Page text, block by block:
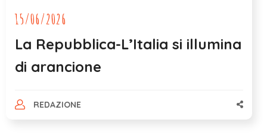
15/06/2026
La Repubblica-L’Italia si illumina
di arancione
REDAZIONE